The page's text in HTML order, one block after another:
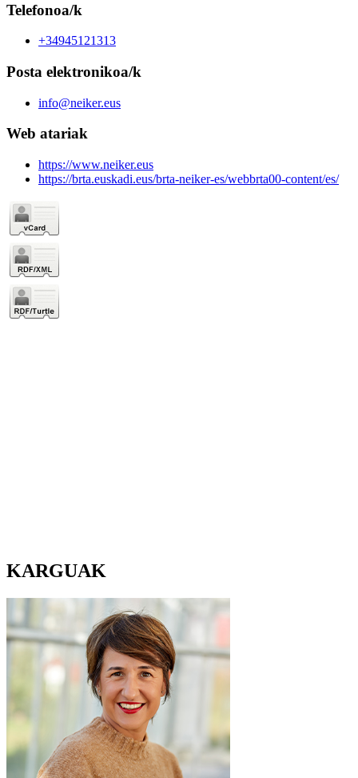
Telefonoa/k
+34945121313
Posta elektronikoa/k
info@neiker.eus
Web atariak
https://www.neiker.eus
https://brta.euskadi.eus/brta-neiker-es/webbrta00-content/es/
KARGUAK